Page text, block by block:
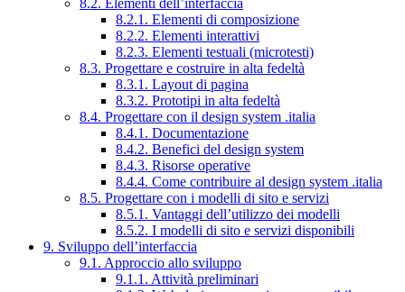
8.2. Elementi dell’interfaccia
8.2.1. Elementi di composizione
8.2.2. Elementi interattivi
8.2.3. Elementi testuali (microtesti)
8.3. Progettare e costruire in alta fedeltà
8.3.1. Layout di pagina
8.3.2. Prototipi in alta fedeltà
8.4. Progettare con il design system .italia
8.4.1. Documentazione
8.4.2. Benefici del design system
8.4.3. Risorse operative
8.4.4. Come contribuire al design system .italia
8.5. Progettare con i modelli di sito e servizi
8.5.1. Vantaggi dell’utilizzo dei modelli
8.5.2. I modelli di sito e servizi disponibili
9. Sviluppo dell’interfaccia
9.1. Approccio allo sviluppo
9.1.1. Attività preliminari